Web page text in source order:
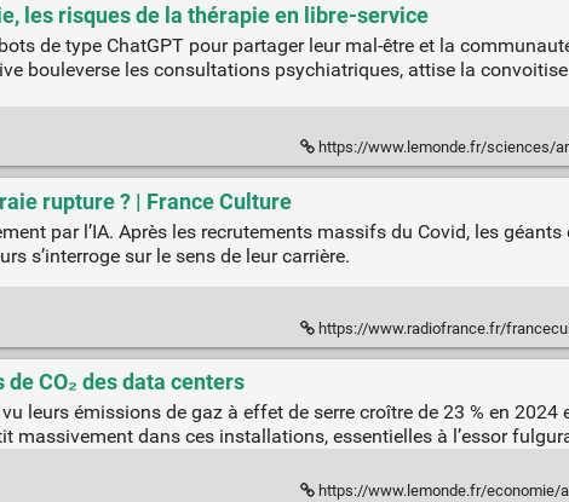
les risques de la thérapie en libre-service
de type ChatGPT pour partager leur mal-être et la
bouleverse les consultations psychiatriques, attise la
https://www.lemonde.fr/sciences/article/2026/01/12/sante-mentale-quand-les-
rupture ? | France Culture
par l’IA. Après les recrutements massifs du Covid, les géants
s’interroge sur le sens de leur carrière.
https://www.radiofrance.fr/franceculture/podcasts/la-revue-de-presse-
CO₂ des data centers
leurs émissions de gaz à effet de serre croître de 23 % en 2024
massivement dans ces installations, essentielles à l’essor
https://www.lemonde.fr/economie/article/2026/05/21/en-france-l-